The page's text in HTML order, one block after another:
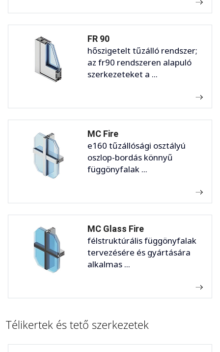
FR 90
hőszigetelt tűzálló rendszer;
az fr90 rendszeren alapuló
szerkezeteket a ...
MC Fire
e160 tűzállósági osztályú
oszlop-bordás könnyű
függönyfalak ...
MC Glass Fire
félstruktúrális függönyfalak
tervezésére és gyártására
alkalmas ...
Télikertek és tető szerkezetek